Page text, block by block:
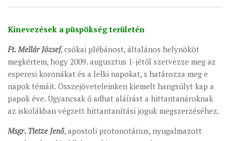
KOORDINÁLÓ BIZOTTSÁG
ZSINATI TAGOK
MUNKADOKUMENTUMOK
ZSINATI HÍREK-ÚJSÁG
PASZTORÁLSZOCIOLÓGIAI FELMÉRÉS
KISKORÚAK VÉDELME
„GYERMEKVÉDELMI” KIHÍVÁSOK KÁNONJOGI
Kinevezések a püspökség területén
Ft. Mellár József, csókai plébánost, általános helynököt
megkértem, hogy 2009. augusztus 1-jétől szervezze meg az
esperesi koronákat és a lelki napokat, s határozza meg e
napok témáit. Összejöveteleinken kiemelt hangsúlyt kap a
papok éve. Ugyancsak ő adhat aláírást a hittantanároknak
az iskolákban végzett hittantanítási joguk megszerzéséhez.
Msgr. Tietze Jenő, apostoli protonotárius, nyugalmazott